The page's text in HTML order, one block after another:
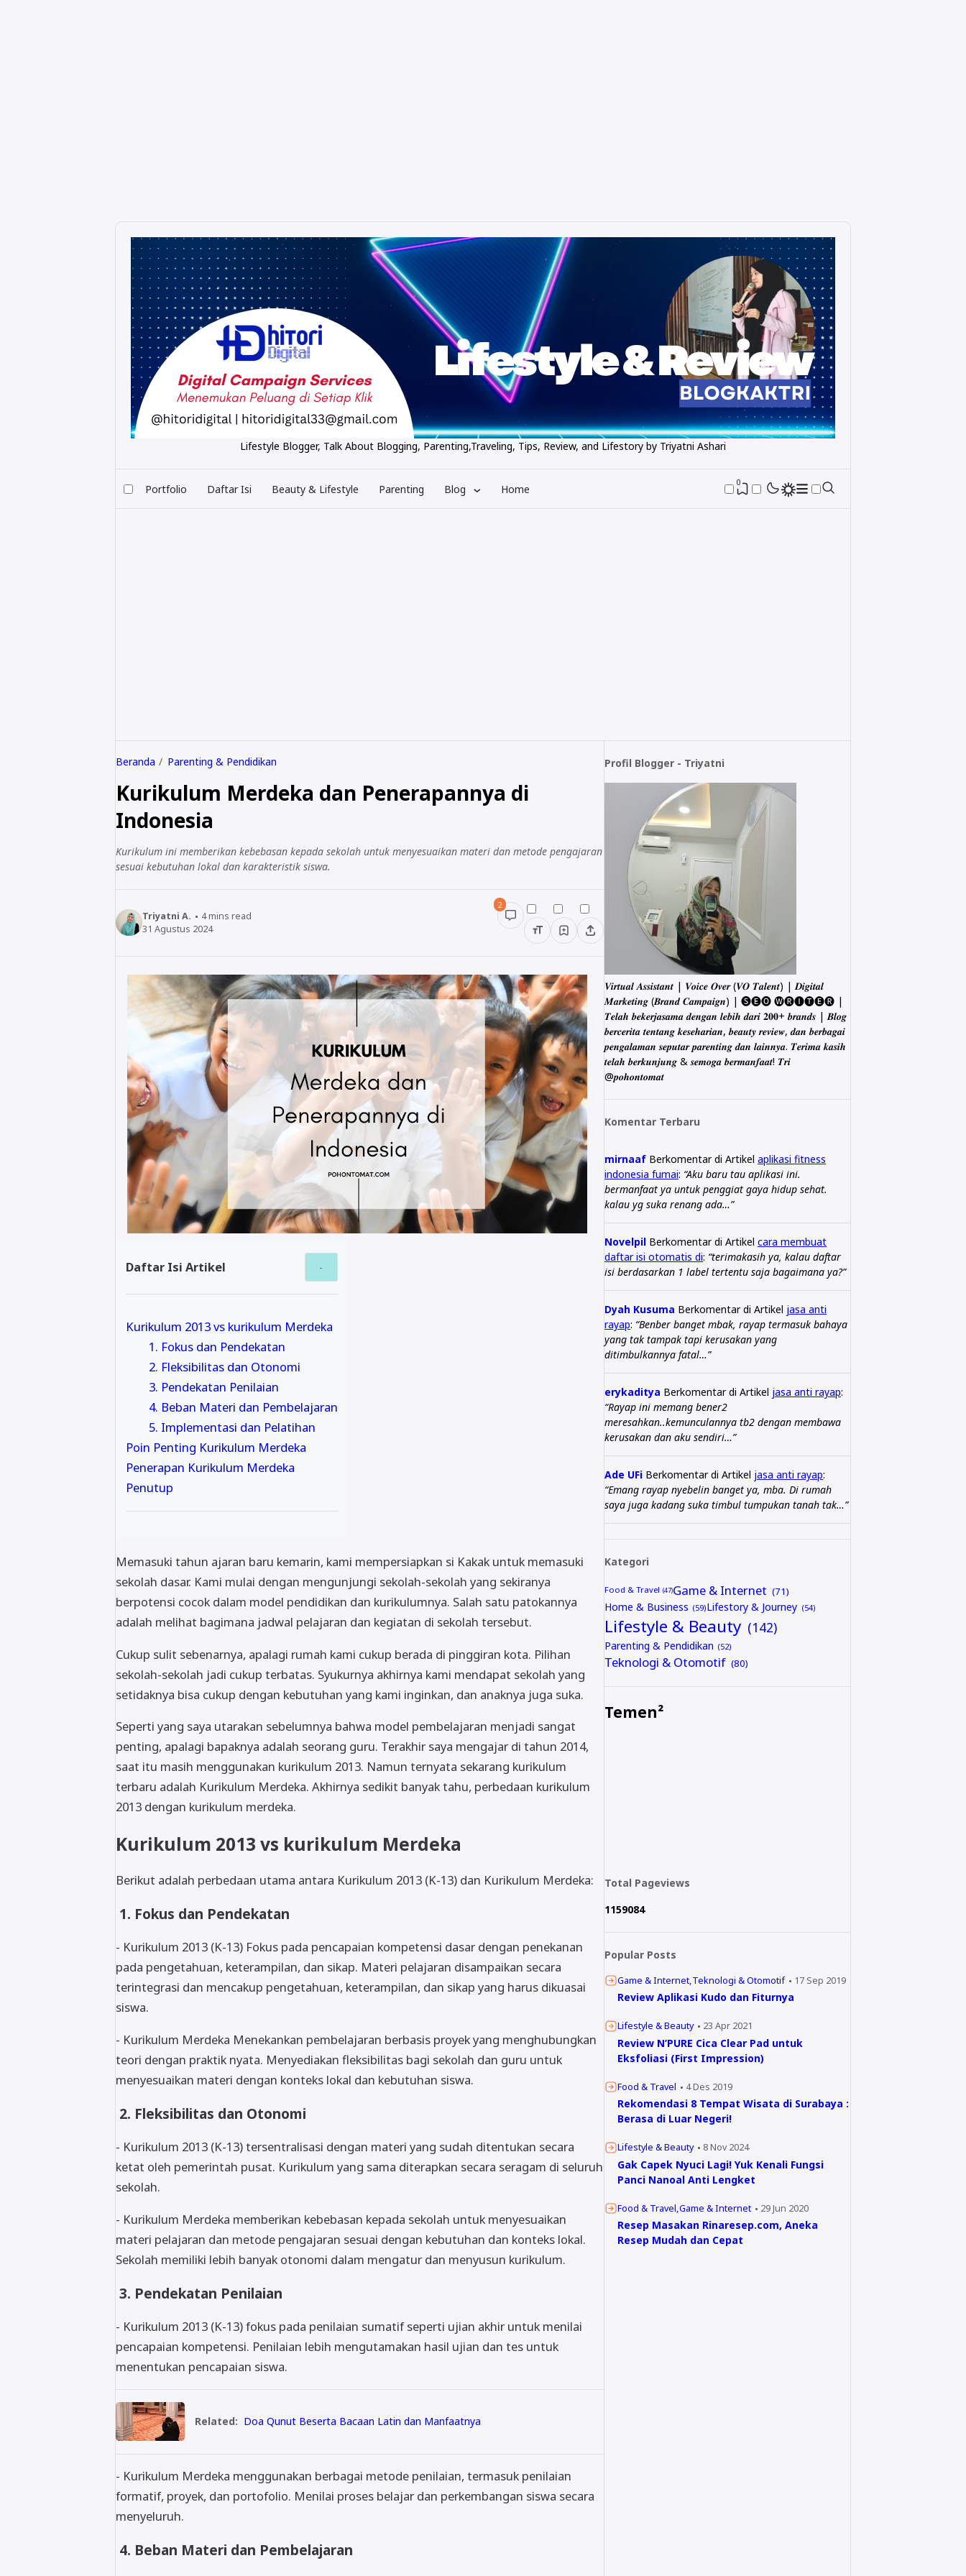
Lifestyle Blogger, Talk About Blogging, Parenting,Traveling, Tips, Review, and Lifestory by Triyatni Ashari
Portfolio Daftar Isi Beauty & Lifestyle Parenting Blog Home 0
Beranda Parenting & Pendidikan
Kurikulum Merdeka dan Penerapannya di
Indonesia
Kurikulum ini memberikan kebebasan kepada sekolah untuk menyesuaikan materi dan metode pengajaran
sesuai kebutuhan lokal dan karakteristik siswa.
Triyatni A. 4mins read
31 Agustus 2024
2
Daftar Isi Artikel
Kurikulum 2013 vs kurikulum Merdeka
1. Fokus dan Pendekatan
2. Fleksibilitas dan Otonomi
3. Pendekatan Penilaian
4. Beban Materi dan Pembelajaran
5. Implementasi dan Pelatihan
Poin Penting Kurikulum Merdeka
Penerapan Kurikulum Merdeka
Penutup
Memasuki tahun ajaran baru kemarin, kami mempersiapkan si Kakak untuk memasuki
sekolah dasar. Kami mulai dengan mengunjungi sekolah-sekolah yang sekiranya
berpotensi cocok dalam model pendidikan dan kurikulumnya. Salah satu patokannya
adalah melihat bagimana jadwal pelajaran dan kegiatan di sekolah tersebut.
Cukup sulit sebenarnya, apalagi rumah kami cukup berada di pinggiran kota. Pilihan
sekolah-sekolah jadi cukup terbatas. Syukurnya akhirnya kami mendapat sekolah yang
setidaknya bisa cukup dengan kebutuhan yang kami inginkan, dan anaknya juga suka.
Seperti yang saya utarakan sebelumnya bahwa model pembelajaran menjadi sangat
penting, apalagi bapaknya adalah seorang guru. Terakhir saya mengajar di tahun 2014,
saat itu masih menggunakan kurikulum 2013. Namun ternyata sekarang kurikulum
terbaru adalah Kurikulum Merdeka. Akhirnya sedikit banyak tahu, perbedaan kurikulum
2013 dengan kurikulum merdeka.
Kurikulum 2013 vs kurikulum Merdeka
Berikut adalah perbedaan utama antara Kurikulum 2013 (K-13) dan Kurikulum Merdeka:
1. Fokus dan Pendekatan
- Kurikulum 2013 (K-13) Fokus pada pencapaian kompetensi dasar dengan penekanan
pada pengetahuan, keterampilan, dan sikap. Materi pelajaran disampaikan secara
terintegrasi dan mencakup pengetahuan, keterampilan, dan sikap yang harus dikuasai
siswa.
- Kurikulum Merdeka Menekankan pembelajaran berbasis proyek yang menghubungkan
teori dengan praktik nyata. Menyediakan fleksibilitas bagi sekolah dan guru untuk
menyesuaikan materi dengan konteks lokal dan kebutuhan siswa.
2. Fleksibilitas dan Otonomi
- Kurikulum 2013 (K-13) tersentralisasi dengan materi yang sudah ditentukan secara
ketat oleh pemerintah pusat. Kurikulum yang sama diterapkan secara seragam di seluruh
sekolah.
- Kurikulum Merdeka memberikan kebebasan kepada sekolah untuk menyesuaikan
materi pelajaran dan metode pengajaran sesuai dengan kebutuhan dan konteks lokal.
Sekolah memiliki lebih banyak otonomi dalam mengatur dan menyusun kurikulum.
3. Pendekatan Penilaian
- Kurikulum 2013 (K-13) fokus pada penilaian sumatif seperti ujian akhir untuk menilai
pencapaian kompetensi. Penilaian lebih mengutamakan hasil ujian dan tes untuk
menentukan pencapaian siswa.
Related: Doa Qunut Beserta Bacaan Latin dan Manfaatnya
- Kurikulum Merdeka menggunakan berbagai metode penilaian, termasuk penilaian
formatif, proyek, dan portofolio. Menilai proses belajar dan perkembangan siswa secara
menyeluruh.
4. Beban Materi dan Pembelajaran
Profil Blogger - Triyatni
𝑽𝒊𝒓𝒕𝒖𝒂𝒍 𝑨𝒔𝒔𝒊𝒔𝒕𝒂𝒏𝒕 | 𝑽𝒐𝒊𝒄𝒆 𝑶𝒗𝒆𝒓 (𝑽𝑶 𝑻𝒂𝒍𝒆𝒏𝒕) | 𝑫𝒊𝒈𝒊𝒕𝒂𝒍
𝑴𝒂𝒓𝒌𝒆𝒕𝒊𝒏𝒈 (𝑩𝒓𝒂𝒏𝒅 𝑪𝒂𝒎𝒑𝒂𝒊𝒈𝒏) | 🅢🅔🅞 🅦🅡🅘🅣🅔🅡 |
𝑻𝒆𝒍𝒂𝒉 𝒃𝒆𝒌𝒆𝒓𝒋𝒂𝒔𝒂𝒎𝒂 𝒅𝒆𝒏𝒈𝒂𝒏 𝒍𝒆𝒃𝒊𝒉 𝒅𝒂𝒓𝒊 𝟐𝟎𝟎+ 𝒃𝒓𝒂𝒏𝒅𝒔 | 𝑩𝒍𝒐𝒈
𝒃𝒆𝒓𝒄𝒆𝒓𝒊𝒕𝒂 𝒕𝒆𝒏𝒕𝒂𝒏𝒈 𝒌𝒆𝒔𝒆𝒉𝒂𝒓𝒊𝒂𝒏, 𝒃𝒆𝒂𝒖𝒕𝒚 𝒓𝒆𝒗𝒊𝒆𝒘, 𝒅𝒂𝒏 𝒃𝒆𝒓𝒃𝒂𝒈𝒂𝒊
𝒑𝒆𝒏𝒈𝒂𝒍𝒂𝒎𝒂𝒏 𝒔𝒆𝒑𝒖𝒕𝒂𝒓 𝒑𝒂𝒓𝒆𝒏𝒕𝒊𝒏𝒈 𝒅𝒂𝒏 𝒍𝒂𝒊𝒏𝒏𝒚𝒂. 𝑻𝒆𝒓𝒊𝒎𝒂 𝒌𝒂𝒔𝒊𝒉
𝒕𝒆𝒍𝒂𝒉 𝒃𝒆𝒓𝒌𝒖𝒏𝒋𝒖𝒏𝒈 & 𝒔𝒆𝒎𝒐𝒈𝒂 𝒃𝒆𝒓𝒎𝒂𝒏𝒇𝒂𝒂𝒕! 𝑻𝒓𝒊
@𝒑𝒐𝒉𝒐𝒏𝒕𝒐𝒎𝒂𝒕
Komentar Terbaru
mirnaaf Berkomentar di Artikel aplikasi fitness
indonesia fumai: “Aku baru tau aplikasi ini.
bermanfaat ya untuk penggiat gaya hidup sehat.
kalau yg suka renang ada…”
Novelpil Berkomentar di Artikel cara membuat
daftar isi otomatis di: “terimakasih ya, kalau daftar
isi berdasarkan 1 label tertentu saja bagaimana ya?”
Dyah Kusuma Berkomentar di Artikel jasa anti
rayap: “Benber banget mbak, rayap termasuk bahaya
yang tak tampak tapi kerusakan yang
ditimbulkannya fatal…”
erykaditya Berkomentar di Artikel jasa anti rayap:
“Rayap ini memang bener2
meresahkan..kemunculannya tb2 dengan membawa
kerusakan dan aku sendiri…”
Ade UFi Berkomentar di Artikel jasa anti rayap:
“Emang rayap nyebelin banget ya, mba. Di rumah
saya juga kadang suka timbul tumpukan tanah tak…”
Kategori
Food & Travel Game & Internet
Home & Business Lifestory & Journey
Lifestyle & Beauty
Parenting & Pendidikan
Teknologi & Otomotif
Temen²
Total Pageviews
1159084
Popular Posts
Game & Internet Teknologi & Otomotif 17 Sep 2019
Review Aplikasi Kudo dan Fiturnya
Lifestyle & Beauty 23 Apr 2021
Review N’PURE Cica Clear Pad untuk
Eksfoliasi (First Impression)
Food & Travel 4 Des 2019
Rekomendasi 8 Tempat Wisata di Surabaya :
Berasa di Luar Negeri!
Lifestyle & Beauty 8 Nov 2024
Gak Capek Nyuci Lagi! Yuk Kenali Fungsi
Panci Nanoal Anti Lengket
Food & Travel Game & Internet 29 Jun 2020
Resep Masakan Rinaresep.com, Aneka
Resep Mudah dan Cepat